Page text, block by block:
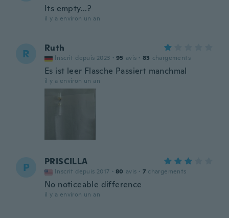
Its empty...?
il y a environ un an
R Ruth
Inscrit depuis 2023 · 95 avis · 83 chargements
Es ist leer Flasche Passiert manchmal
il y a environ un an
P PRISCILLA
Inscrit depuis 2017 · 80 avis · 7 chargements
No noticeable difference
il y a environ un an